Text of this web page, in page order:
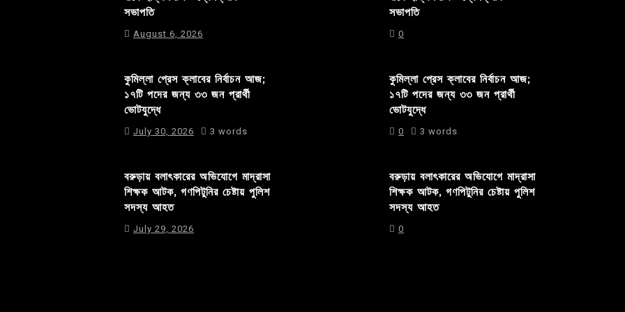
সভাপতি
August 6, 2026
কুমিল্লা প্রেস ক্লাবের নির্বাচন আজ;
১৭টি পদের জন্য ৩৩ জন প্রার্থী
ভোটযুদ্ধে
July 30, 2026 3 words
বরুড়ায় বলাৎকারের অভিযোগে মাদ্রাসা
শিক্ষক আটক, গণপিটুনির চেষ্টায় পুলিশ
সদস্য আহত
July 29, 2026
সভাপতি
0
কুমিল্লা প্রেস ক্লাবের নির্বাচন আজ;
১৭টি পদের জন্য ৩৩ জন প্রার্থী
ভোটযুদ্ধে
0 3 words
বরুড়ায় বলাৎকারের অভিযোগে মাদ্রাসা
শিক্ষক আটক, গণপিটুনির চেষ্টায় পুলিশ
সদস্য আহত
0